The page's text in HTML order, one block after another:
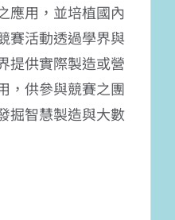
應用，並培植國內
賽活動透過學界與
提供實際製造或營
，供參與競賽之團
掘智慧製造與大數